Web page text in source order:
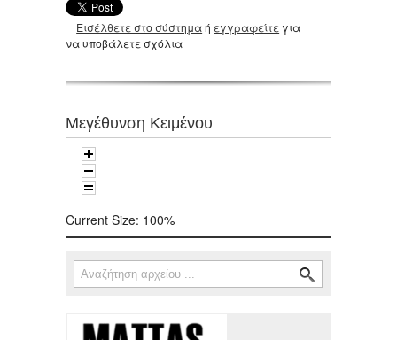
Εισέλθετε στο σύστημαή εγγραφείτε για
να υποβάλετε σχόλια
Μεγέθυνση Κειμένου
Current Size: 100%
Φόρμα αναζήτησης
Αναζήτηση